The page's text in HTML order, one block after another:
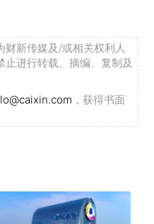
新传媒及/或相关权利人
进行转载、摘编、复制及
，获得书面